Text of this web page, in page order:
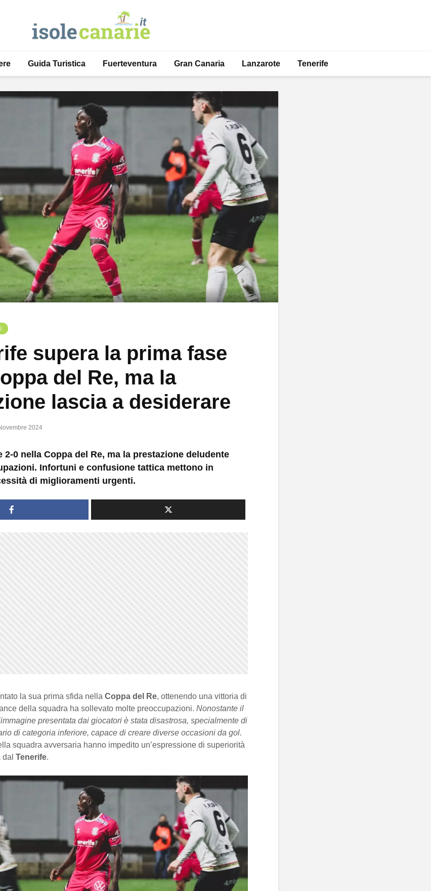
Guida Turistica Fuerteventura Gran Canaria Lanzarote Tenerife
supera la prima fase
del Re, ma la
lascia a desiderare
2024
2-0 nella Coppa del Re, ma la prestazione deludente
Infortuni e confusione tattica mettono in
di miglioramenti urgenti.
la sua prima sfida nella Coppa del Re, ottenendo una vittoria di
della squadra ha sollevato molte preoccupazioni. Nonostante il
presentata dai giocatori è stata disastrosa, specialmente di
di categoria inferiore, capace di creare diverse occasioni da gol.
squadra avversaria hanno impedito un’espressione di superiorità
Tenerife.